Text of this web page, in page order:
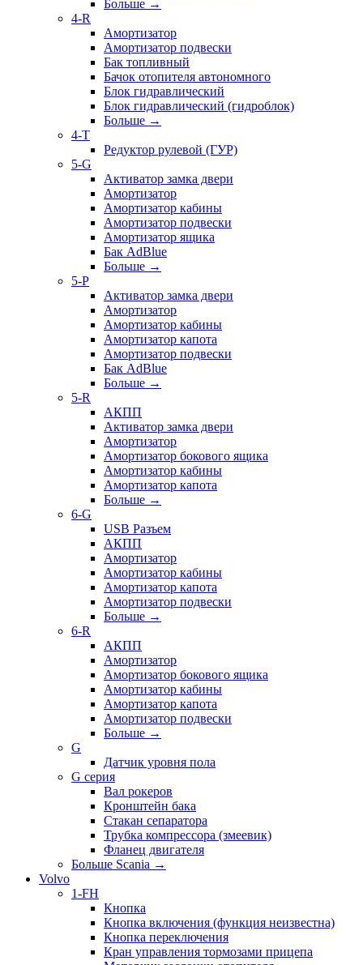
Больше →
4-R
Амортизатор
Амортизатор подвески
Бак топливный
Бачок отопителя автономного
Блок гидравлический
Блок гидравлический (гидроблок)
Больше →
4-T
Редуктор рулевой (ГУР)
5-G
Активатор замка двери
Амортизатор
Амортизатор кабины
Амортизатор подвески
Амортизатор ящика
Бак AdBlue
Больше →
5-P
Активатор замка двери
Амортизатор
Амортизатор кабины
Амортизатор капота
Амортизатор подвески
Бак AdBlue
Больше →
5-R
АКПП
Активатор замка двери
Амортизатор
Амортизатор бокового ящика
Амортизатор кабины
Амортизатор капота
Больше →
6-G
USB Разъем
АКПП
Амортизатор
Амортизатор кабины
Амортизатор капота
Амортизатор подвески
Больше →
6-R
АКПП
Амортизатор
Амортизатор бокового ящика
Амортизатор кабины
Амортизатор капота
Амортизатор подвески
Больше →
G
Датчик уровня пола
G серия
Вал рокеров
Кронштейн бака
Стакан сепаратора
Трубка компрессора (змеевик)
Фланец двигателя
Больше Scania →
Volvo
1-FH
Кнопка
Кнопка включения (функция неизвестна)
Кнопка переключения
Кран управления тормозами прицепа